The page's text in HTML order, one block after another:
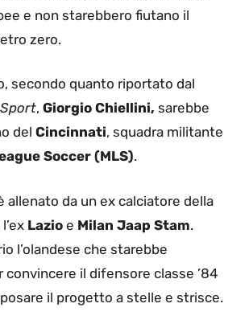
e non starebbero fiutano il
zero.
secondo quanto riportato dal
, Giorgio Chiellini, sarebbe
del Cincinnati, squadra militante
Soccer (MLS).
allenato da un ex calciatore della
Lazio e Milan Jaap Stam.
l’olandese che starebbe
convincere il difensore classe ’84
il progetto a stelle e strisce.